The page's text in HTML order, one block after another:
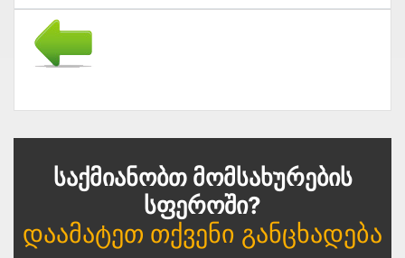
Საქმიანობთ Მომსახურების
Სფეროში?
Დაამატეთ Თქვენი Განცხადება